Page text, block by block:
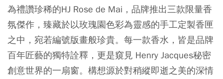
為禮讚珍稀的HJ Rose de Mai，品牌推出三款限量香
氛傑作，臻藏於以玫瑰園色彩為靈感的手工定製香匣
之中，宛若編號版畫般珍貴。每一款香水，皆是品牌
百年匠藝的獨特詮釋，更是窺見 Henry Jacques秘密
創意世界的一扇窗。構想源於對稍縱即逝之美的深情